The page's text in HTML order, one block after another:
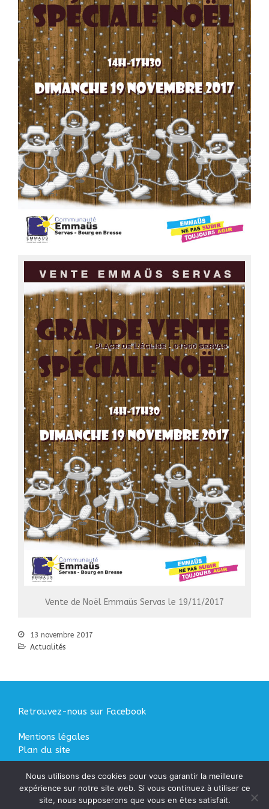
Bibliographie
Liens
Agir
Devenir bénévole
Faire un don
Nous contacter
Accueil
Nous connaitre
Notre histoire
Nos actions
Nous contacter
S’informer
Actualités
Droit d’Asile
Hébergement​
Langue Française
Naturalisation
Pays
Santé
Bibliographie
Liens
Agir
Devenir bénévole
Faire un don
Nous contacter
CR Réunion du 19 juin 2023
20 juin 2023 : Journée
internationale des réfugies
AFT CR de la réunion du 25
Assemblée générale du 29
Vente de Noël Emmaüs Servas le 19/11/2017
13 novembre 2017
Actualités
Retrouvez-nous sur Facebook
Mentions légales
Plan du site
Les Amis du Foyer du Trève ©
Nous utilisons des cookies pour vous garantir la meilleure
expérience sur notre site web. Si vous continuez à utiliser ce
site, nous supposerons que vous en êtes satisfait.